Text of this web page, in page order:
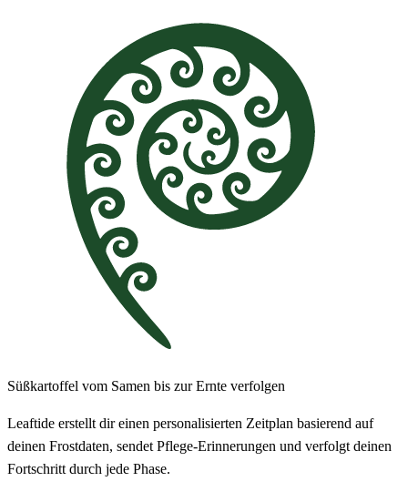
Süßkartoffel vom Samen bis zur Ernte verfolgen
Leaftide erstellt dir einen personalisierten Zeitplan basierend auf
deinen Frostdaten, sendet Pflege-Erinnerungen und verfolgt deinen
Fortschritt durch jede Phase.